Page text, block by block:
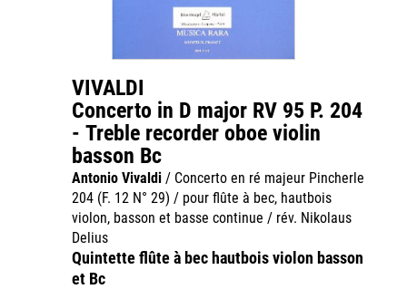
VIVALDI
Concerto in D major RV 95 P. 204
- Treble recorder oboe violin
basson Bc
Antonio Vivaldi / Concerto en ré majeur Pincherle
204 (F. 12 N° 29) / pour flûte à bec, hautbois
violon, basson et basse continue / rév. Nikolaus
Delius
Quintette flûte à bec hautbois violon basson
et Bc